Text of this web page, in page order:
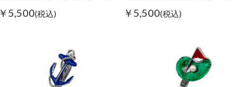
￥5,500(税込) ￥5,500(税込)